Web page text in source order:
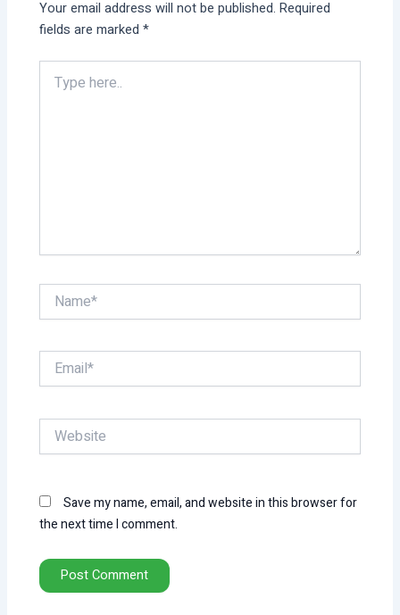
Your email address will not be published. Required
fields are marked*
here..
Name*
Email*
Website
Save my name, email, and website in this browser for
the next time I comment.